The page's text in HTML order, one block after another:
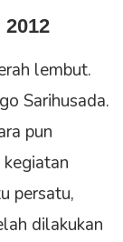
lembut.
Sarihusada.
pun
persatu,
dilakukan